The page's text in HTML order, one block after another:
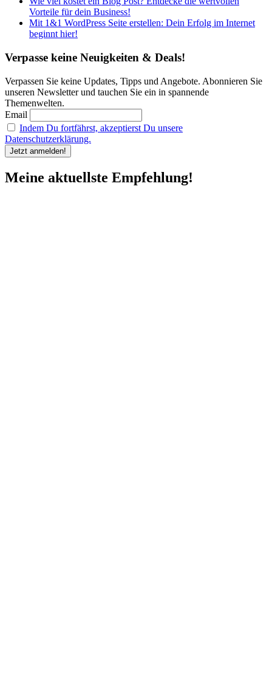
Vorteile für dein Business!
Mit 1&1 WordPress Seite erstellen: Dein Erfolg im Internet
beginnt hier!
Verpasse keine Neuigkeiten & Deals!
Verpassen Sie keine Updates, Tipps und Angebote. Abonnieren Sie
unseren Newsletter und tauchen Sie ein in spannende
Themenwelten.
Email
Indem Du fortfährst, akzeptierst Du unsere
Datenschutzerklärung.
Meine aktuellste Empfehlung!